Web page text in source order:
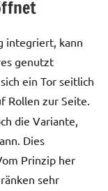
integriert, kann
genutzt
ein Tor seitlich
Rollen zur Seite.
die Variante,
Dies
Prinzip her
sehr